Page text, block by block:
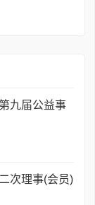
九届公益事
次理事(会员)